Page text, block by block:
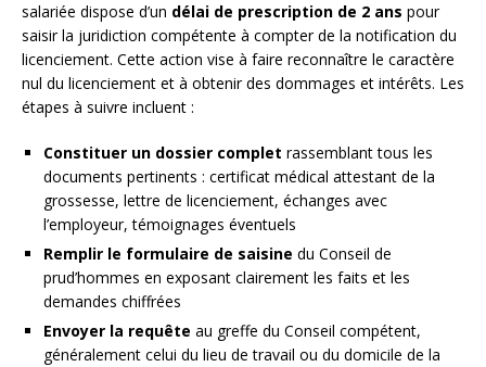
salariée dispose d’un délai de prescription de 2 ans pour
saisir la juridiction compétente à compter de la notification du
licenciement. Cette action vise à faire reconnaître le caractère
nul du licenciement et à obtenir des dommages et intérêts. Les
étapes à suivre incluent :
Constituer un dossier complet rassemblant tous les
documents pertinents : certificat médical attestant de la
grossesse, lettre de licenciement, échanges avec
l’employeur, témoignages éventuels
Remplir le formulaire de saisine du Conseil de
prud’hommes en exposant clairement les faits et les
demandes chiffrées
Envoyer la requête au greffe du Conseil compétent,
généralement celui du lieu de travail ou du domicile de la